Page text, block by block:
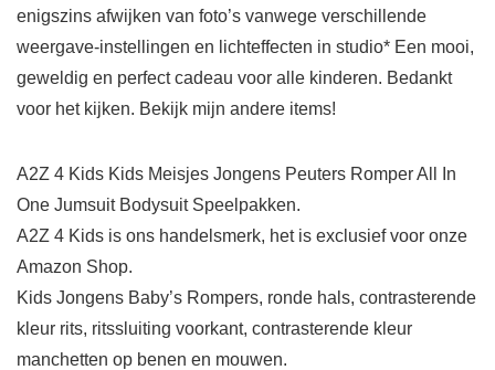
enigszins afwijken van foto’s vanwege verschillende
weergave-instellingen en lichteffecten in studio* Een mooi,
geweldig en perfect cadeau voor alle kinderen. Bedankt
voor het kijken. Bekijk mijn andere items!
A2Z 4 Kids Kids Meisjes Jongens Peuters Romper All In
One Jumsuit Bodysuit Speelpakken.
A2Z 4 Kids is ons handelsmerk, het is exclusief voor onze
Amazon Shop.
Kids Jongens Baby’s Rompers, ronde hals, contrasterende
kleur rits, ritssluiting voorkant, contrasterende kleur
manchetten op benen en mouwen.